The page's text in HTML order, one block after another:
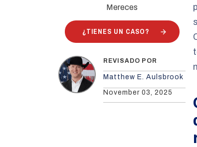
Mereces
¿TIENES UN CASO?
REVISADO POR
Matthew E. Aulsbrook
November 03, 2025